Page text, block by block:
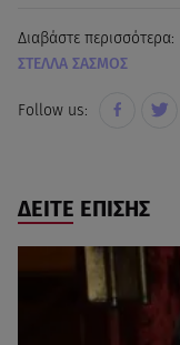
Διαβάστε περισσότερα:
ΣΤΕΛΛΑ ΣΑΣΜΟΣ
Follow us:
ΔΕΙΤΕ ΕΠΙΣΗΣ